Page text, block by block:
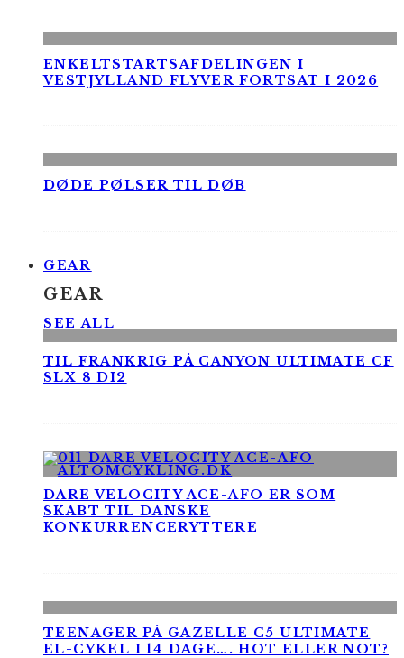
ENKELTSTARTSAFDELINGEN I
VESTJYLLAND FLYVER FORTSAT I 2026
DØDE PØLSER TIL DØB
GEAR
GEAR
SEE ALL
TIL FRANKRIG PÅ CANYON ULTIMATE CF
SLX 8 DI2
DARE VELOCITY ACE-AFO ER SOM
SKABT TIL DANSKE
KONKURRENCERYTTERE
TEENAGER PÅ GAZELLE C5 ULTIMATE
EL-CYKEL I 14 DAGE…. HOT ELLER NOT?